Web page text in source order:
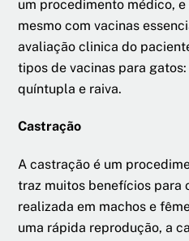
um procedimento médico,
mesmo com vacinas
avaliação clinica do
tipos de vacinas para
quíntupla e raiva.
Castração
A castração é um
traz muitos benefícios para
realizada em machos e
uma rápida reprodução, a